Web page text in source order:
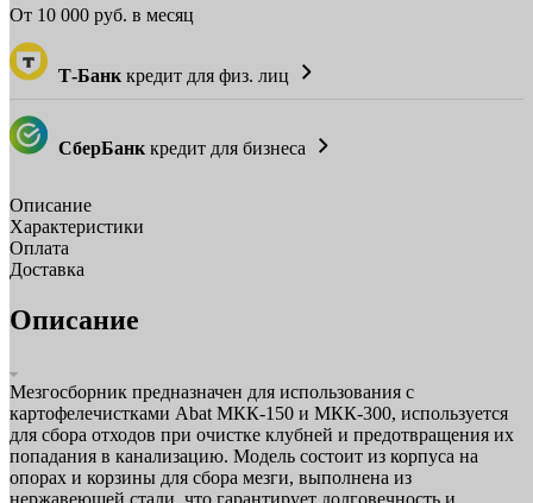
От 10 000 руб. в месяц
Т-Банк кредит для физ. лиц
СберБанк кредит для бизнеса
Описание
Характеристики
Оплата
Доставка
Описание
Мезгосборник предназначен для использования с
картофелечистками Abat МКК-150 и МКК-300, используется
для сбора отходов при очистке клубней и предотвращения их
попадания в канализацию. Модель состоит из корпуса на
опорах и корзины для сбора мезги, выполнена из